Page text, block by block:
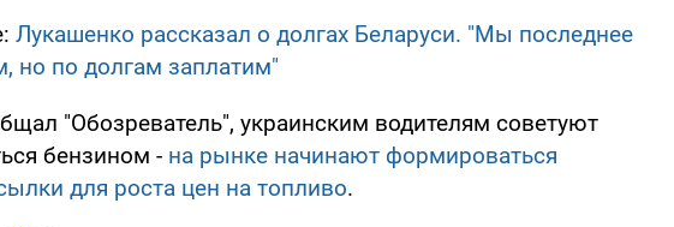
Лукашенко рассказал о долгах Беларуси. "Мы последнее
но по долгам заплатим"
"Обозреватель", украинским водителям советуют
бензином - на рынке начинают формироваться
для роста цен на топливо.